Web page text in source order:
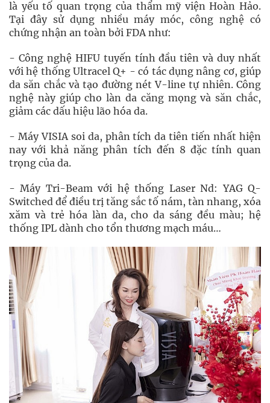
là yếu tố quan trọng của thẩm mỹ viện Hoàn Hảo.
Tại đây sử dụng nhiều máy móc, công nghệ có
chứng nhận an toàn bởi FDA như:
- Công nghệ HIFU tuyến tính đầu tiên và duy nhất
với hệ thống Ultracel Q+ - có tác dụng nâng cơ, giúp
da săn chắc và tạo đường nét V-line tự nhiên. Công
nghệ này giúp cho làn da căng mọng và săn chắc,
giảm các dấu hiệu lão hóa da.
- Máy VISIA soi da, phân tích da tiên tiến nhất hiện
nay với khả năng phân tích đến 8 đặc tính quan
trọng của da.
- Máy Tri-Beam với hệ thống Laser Nd: YAG Q-
Switched để điều trị tăng sắc tố nám, tàn nhang, xóa
xăm và trẻ hóa làn da, cho da sáng đều màu; hệ
thống IPL dành cho tổn thương mạch máu…